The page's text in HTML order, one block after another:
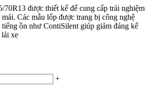
70R13 được thiết kế để cung cấp trải nghiệm
Các mẫu lốp được trang bị công nghệ
ồn như ContiSilent giúp giảm đáng kể
xe
+